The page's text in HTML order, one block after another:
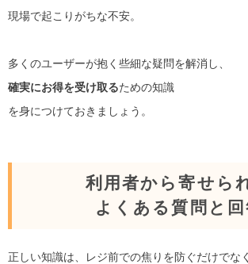
現場で起こりがちな不安。
多くのユーザーが抱く些細な疑問を解消し、
確実にお得を受け取るための知識
を身につけておきましょう。
利用者から寄せら
よくある質問と回
正しい知識は、レジ前での焦りを防ぐだけでなく